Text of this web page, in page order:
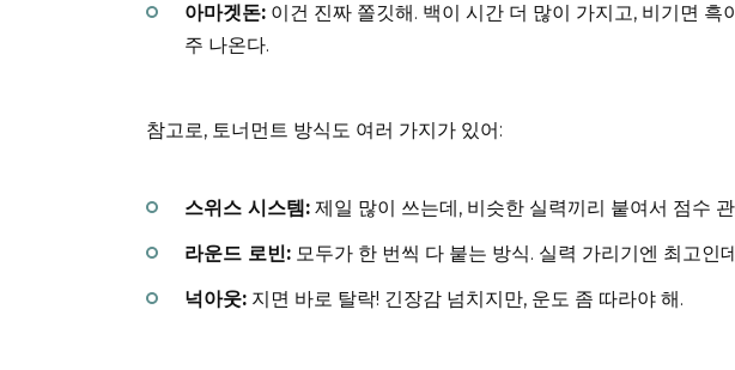
아마겟돈: 이건 진짜 쫄깃해. 백이 시간 더 많이 가지고, 비기면 흑
주 나온다.
참고로, 토너먼트 방식도 여러 가지가 있어:
스위스 시스템: 제일 많이 쓰는데, 비슷한 실력끼리 붙여서 점수
라운드 로빈: 모두가 한 번씩 다 붙는 방식. 실력 가리기엔 최고인
넉아웃: 지면 바로 탈락! 긴장감 넘치지만, 운도 좀 따라야 해.